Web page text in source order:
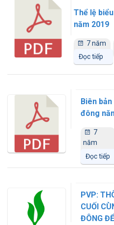
7 năm
trước
Thể lệ
năm 2019
Đọc tiếp
7
năm
trước
Biên
đông
Đọc tiếp
PVP:
CUỐI
ĐÔNG